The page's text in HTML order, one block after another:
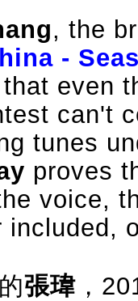
, the
-
even
can't
tunes
proves
voice,
included,
張瑋 ，